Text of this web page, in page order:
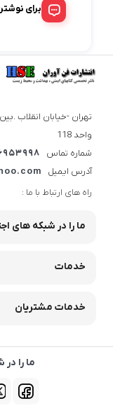
برای
واحد 118
شماره تماس
آدرس ایمیل
راه های ارتباط با ما :
ما را در شبکه های
خدمات
خدمات مشتریان
ما را